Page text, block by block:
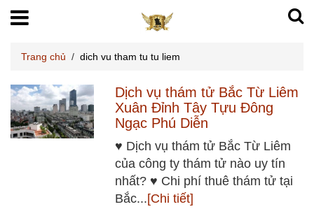
Trang chủ / dich vu tham tu tu liem
Dịch vụ thám tử Bắc Từ Liêm
Xuân Đỉnh Tây Tựu Đông
Ngạc Phú Diễn
♥ Dịch vụ thám tử Bắc Từ Liêm
của công ty thám tử nào uy tín
nhất? ♥ Chi phí thuê thám tử tại
Bắc...[Chi tiết]